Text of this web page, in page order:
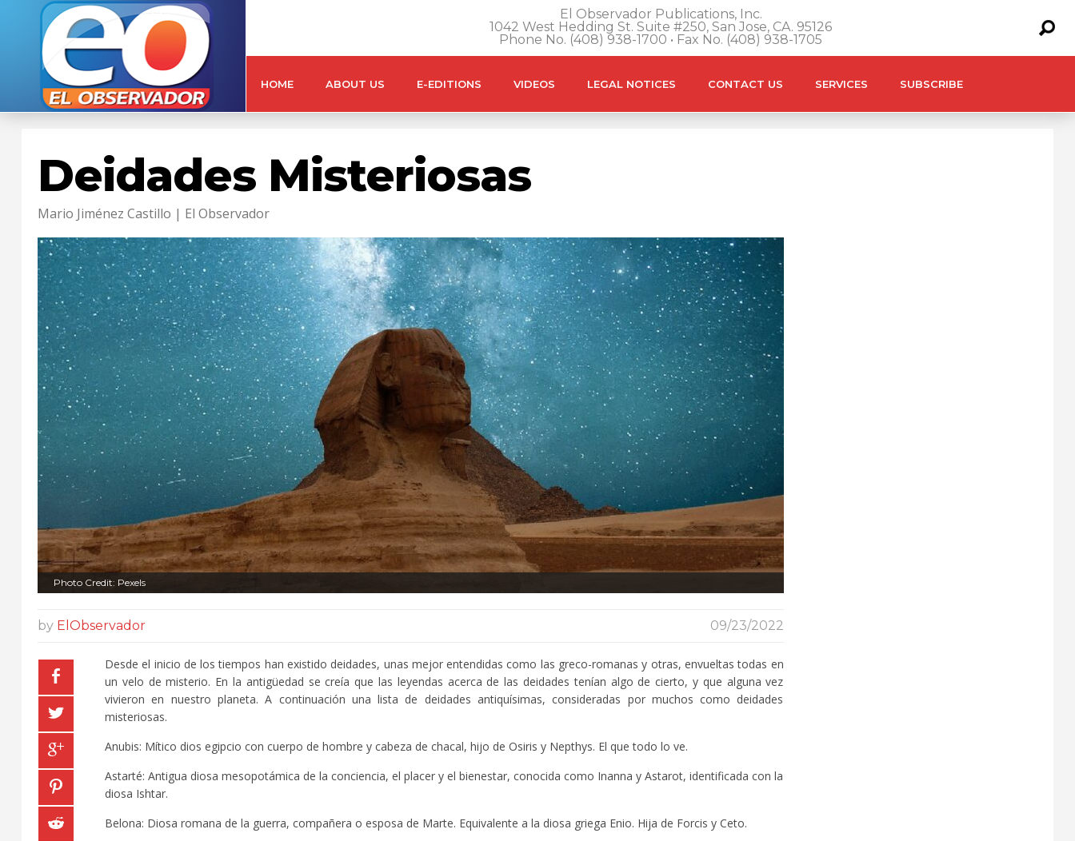
El Observador Publications, Inc.
1042 West Hedding St. Suite #250, San Jose, CA. 95126
Phone No. (408) 938-1700 • Fax No. (408) 938-1705
HOME ABOUT US E-EDITIONS VIDEOS LEGAL NOTICES CONTACT US SERVICES SUBSCRIBE
Deidades Misteriosas
Mario Jiménez Castillo | El Observador
Photo Credit: Pexels
by ElObservador 09/23/2022
Desde el inicio de los tiempos han existido deidades, unas mejor entendidas como las greco-romanas y otras, envueltas todas en
un velo de misterio. En la antigüedad se creía que las leyendas acerca de las deidades tenían algo de cierto, y que alguna vez
vivieron en nuestro planeta. A continuación una lista de deidades antiquísimas, consideradas por muchos como deidades
misteriosas.
Anubis: Mítico dios egipcio con cuerpo de hombre y cabeza de chacal, hijo de Osiris y Nepthys. El que todo lo ve.
Astarté: Antigua diosa mesopotámica de la conciencia, el placer y el bienestar, conocida como Inanna y Astarot, identificada con la
diosa Ishtar.
Belona: Diosa romana de la guerra, compañera o esposa de Marte. Equivalente a la diosa griega Enio. Hija de Forcis y Ceto.